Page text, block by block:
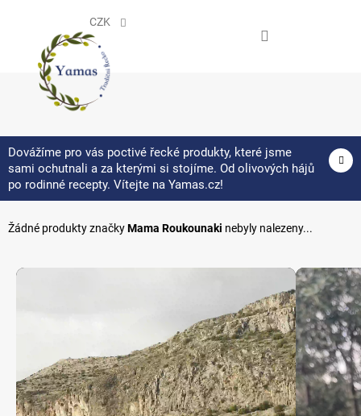
CZK
Dovážíme pro vás poctivé řecké produkty, které jsme
sami ochutnali a za kterými si stojíme. Od olivových hájů
po rodinné recepty. Vítejte na Yamas.cz!
Mama Roukounaki
Žádné produkty značkyMama Roukounaki nebyly nalezeny...